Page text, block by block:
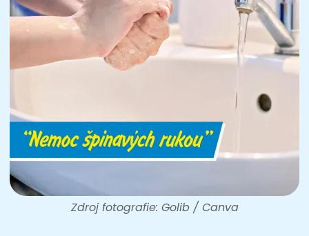
Zdroj fotografie: Golib / Canva